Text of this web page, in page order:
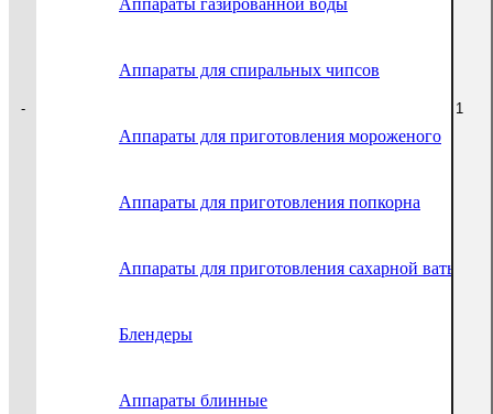
-----
Аппараты газированной воды
Аппараты для спиральных чипсов
Аппараты для приготовления мороженого
Аппараты для приготовления попкорна
Аппараты для приготовления сахарной ваты
Блендеры
Аппараты блинные